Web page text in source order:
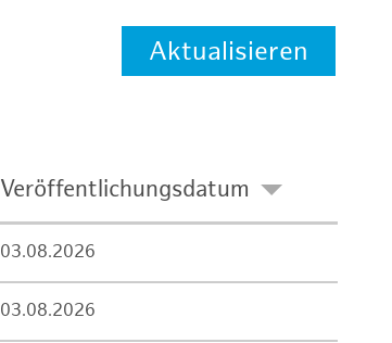
Aktualisieren
Veröffentlichungsdatum
03.08.2026
03.08.2026